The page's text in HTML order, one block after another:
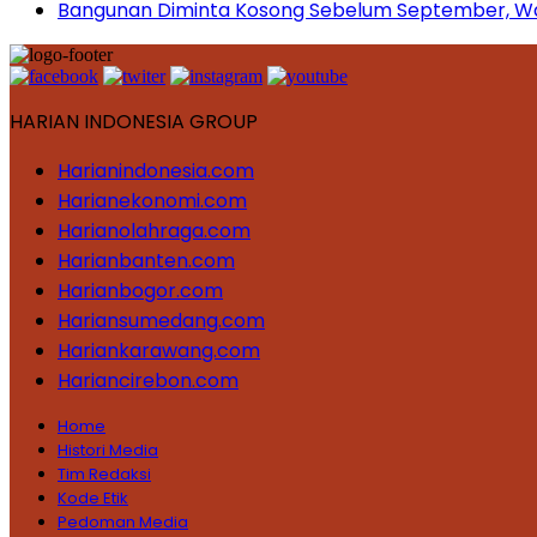
Bangunan Diminta Kosong Sebelum September,
HARIAN INDONESIA GROUP
Harianindonesia.com
Harianekonomi.com
Harianolahraga.com
Harianbanten.com
Harianbogor.com
Hariansumedang.com
Hariankarawang.com
Hariancirebon.com
Home
Histori Media
Tim Redaksi
Kode Etik
Pedoman Media